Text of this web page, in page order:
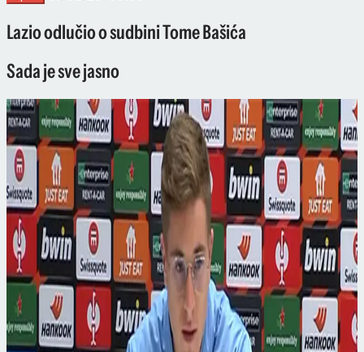
Lazio odlučio o sudbini Tome Bašića
Sada je sve jasno